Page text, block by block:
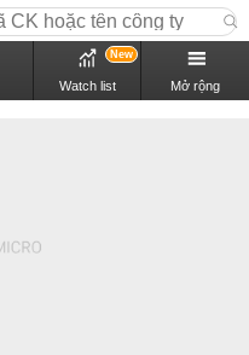
Watch list
New
Mở rộng